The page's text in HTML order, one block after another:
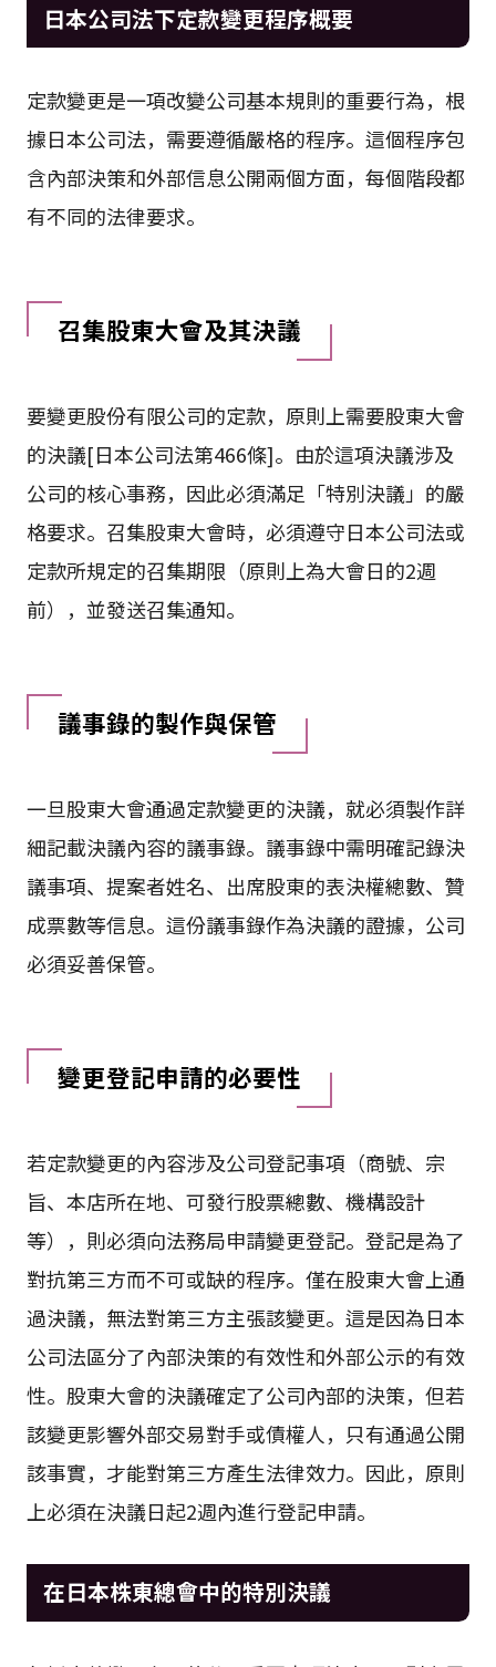
日本公司法下定款變更程序概要
定款變更是一項改變公司基本規則的重要行為，根
據日本公司法，需要遵循嚴格的程序。這個程序包
含內部決策和外部信息公開兩個方面，每個階段都
有不同的法律要求。
召集股東大會及其決議
要變更股份有限公司的定款，原則上需要股東大會
的決議[日本公司法第466條]。由於這項決議涉及
公司的核心事務，因此必須滿足「特別決議」的嚴
格要求。召集股東大會時，必須遵守日本公司法或
定款所規定的召集期限（原則上為大會日的2週
前），並發送召集通知。
議事錄的製作與保管
一旦股東大會通過定款變更的決議，就必須製作詳
細記載決議內容的議事錄。議事錄中需明確記錄決
議事項、提案者姓名、出席股東的表決權總數、贊
成票數等信息。這份議事錄作為決議的證據，公司
必須妥善保管。
變更登記申請的必要性
若定款變更的內容涉及公司登記事項（商號、宗
旨、本店所在地、可發行股票總數、機構設計
等），則必須向法務局申請變更登記。登記是為了
對抗第三方而不可或缺的程序。僅在股東大會上通
過決議，無法對第三方主張該變更。這是因為日本
公司法區分了內部決策的有效性和外部公示的有效
性。股東大會的決議確定了公司內部的決策，但若
該變更影響外部交易對手或債權人，只有通過公開
該事實，才能對第三方產生法律效力。因此，原則
上必須在決議日起2週內進行登記申請。
在日本株東總會中的特別決議